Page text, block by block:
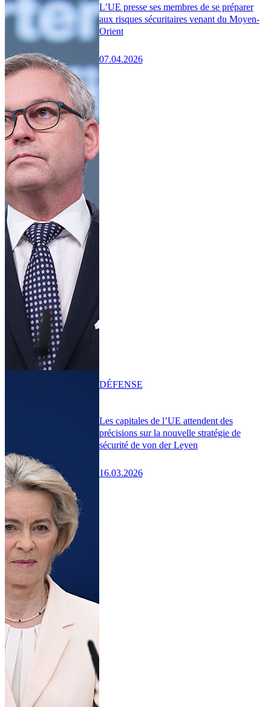
L’UE presse ses membres de se préparer
aux risques sécuritaires venant du Moyen-
Orient
07.04.2026
Les capitales de l’UE attendent des
précisions sur la nouvelle stratégie de
sécurité de von der Leyen
16.03.2026
DÉFENSE